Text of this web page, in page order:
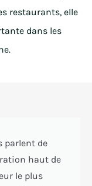
restaurants, elle
dans les
parlent de
haut de
le plus